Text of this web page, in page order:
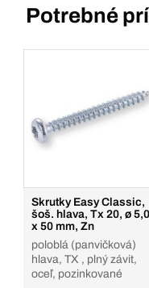
Potrebné
Skrutky Easy Classic,
šoš. hlava, Tx 20, ø 5,0
x 50 mm, Zn
poloblá (panvičková)
hlava, TX , plný závit,
oceľ, pozinkované